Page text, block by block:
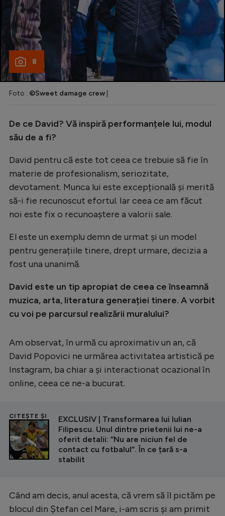
8
Foto : ©Sweet damage crew
De ce David? Vă inspiră performanțele lui, modul
său de a fi?
David pentru că este tot ceea ce trebuie să fie în
materie de profesionalism, seriozitate,
devotament. Munca lui este excepțională și merită
să-i fie recunoscut efortul. Iar ceea ce am făcut
noi este fix o recunoaștere a valorii sale.
El este un exemplu demn de urmat și un model
pentru generațiile tinere, drept urmare, decizia a
fost una unanimă.
David este un tip apropiat de ceea ce înseamnă
muzica, arta, literatura generației tinere. A vorbit
cu voi pe parcursul realizării muralului?
Am observat, în urmă cu aproximativ un an, că
David Popovici ne urmărea activitatea artistică pe
Instagram, ba chiar a și interactionat ocazional în
online, ceea ce ne-a bucurat.
CITEȘTE ȘI
EXCLUSIV | Transformarea lui Iulian
Filipescu. Unul dintre prietenii lui ne-a
oferit detalii: ”Nu are niciun fel de
contact cu fotbalul”. În ce țară s-a
stabilit
Când am decis, anul acesta, că vrem să îl pictăm pe
blocul din Ștefan cel Mare, i-am scris și am primit